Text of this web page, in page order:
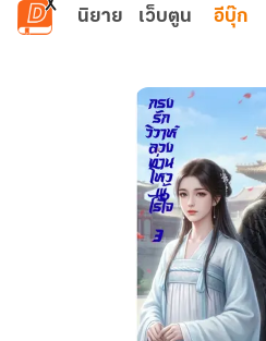
ข้ามไปยังเนื้อหาหลัก
นิยาย เว็บตูน อีบุ๊ก